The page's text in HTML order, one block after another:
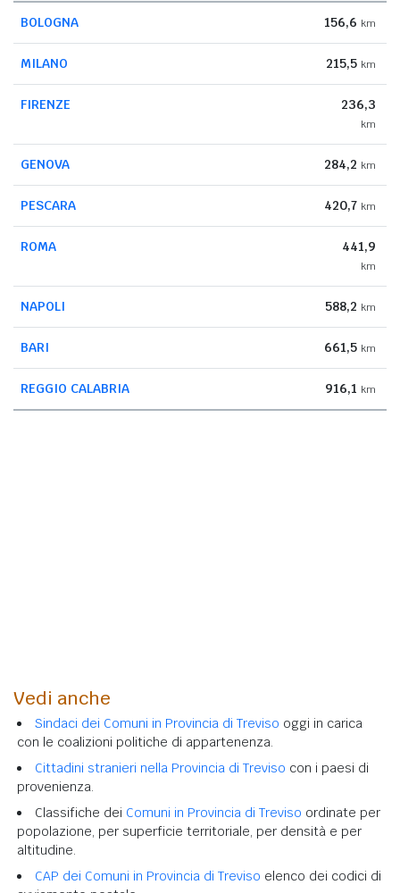
BOLOGNA 156,6 km
MILANO 215,5 km
FIRENZE 236,3
km
GENOVA 284,2 km
PESCARA 420,7 km
ROMA 441,9
km
NAPOLI 588,2 km
BARI 661,5 km
REGGIO CALABRIA 916,1 km
Vedi anche
Sindaci dei Comuni in Provincia di Treviso oggi in carica
con le coalizioni politiche di appartenenza.
Cittadini stranieri nella Provincia di Treviso con i paesi di
provenienza.
Classifiche dei Comuni in Provincia di Treviso ordinate per
popolazione, per superficie territoriale, per densità e per
altitudine.
CAP dei Comuni in Provincia di Treviso elenco dei codici di